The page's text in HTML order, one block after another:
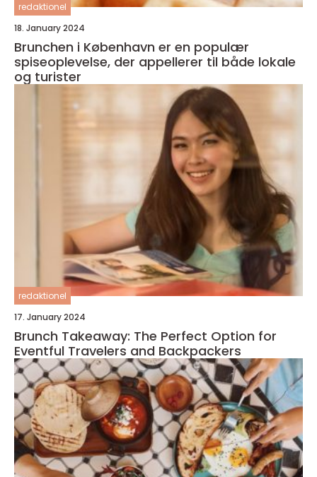
redaktionel
18. January 2024
Brunchen i København er en populær
spiseoplevelse, der appellerer til både lokale
og turister
redaktionel
17. January 2024
Brunch Takeaway: The Perfect Option for
Eventful Travelers and Backpackers